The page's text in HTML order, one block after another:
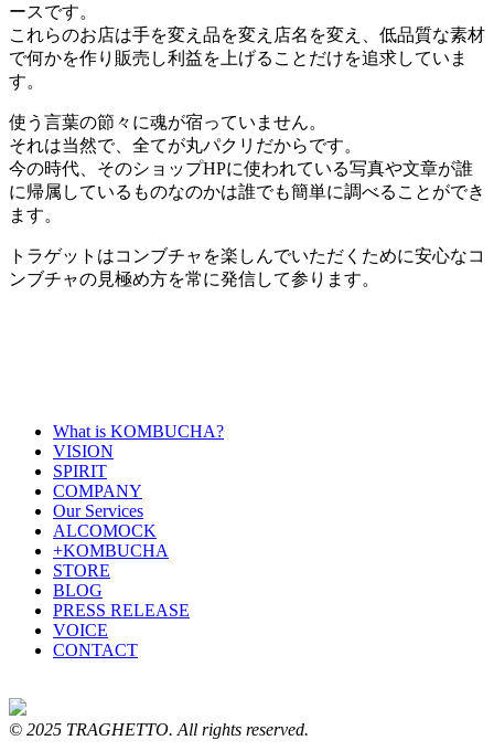
ースです。
これらのお店は手を変え品を変え店名を変え、低品質な素材
で何かを作り販売し利益を上げることだけを追求していま
す。
使う言葉の節々に魂が宿っていません。
それは当然で、全てが丸パクリだからです。
今の時代、そのショップHPに使われている写真や文章が誰
に帰属しているものなのかは誰でも簡単に調べることができ
ます。
トラゲットはコンブチャを楽しんでいただくために安心なコ
ンブチャの見極め方を常に発信して参ります。
What is KOMBUCHA?
VISION
SPIRIT
COMPANY
Our Services
ALCOMOCK
+KOMBUCHA
STORE
BLOG
PRESS RELEASE
VOICE
CONTACT
© 2025 TRAGHETTO. All rights reserved.